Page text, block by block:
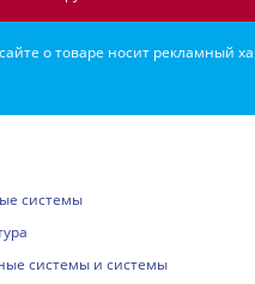
о товаре носит рекламный
системы
системы и системы